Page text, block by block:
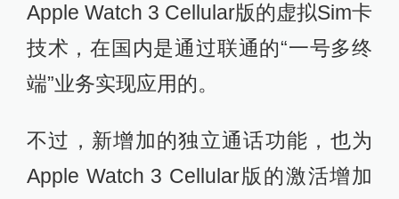
Apple Watch 3 Cellular版的虚拟Sim卡
技术，在国内是通过联通的“一号多终
端”业务实现应用的。
不过，新增加的独立通话功能，也为
Apple Watch 3 Cellular版的激活增加